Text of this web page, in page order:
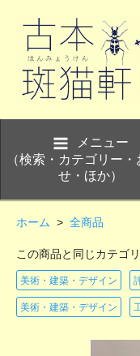
メニュー
（検索・カテゴリー・
せ・ほか）
ホーム > 全商品
この商品と同じカテゴ
美術・建築・デザイン
美術・建築・デザイン